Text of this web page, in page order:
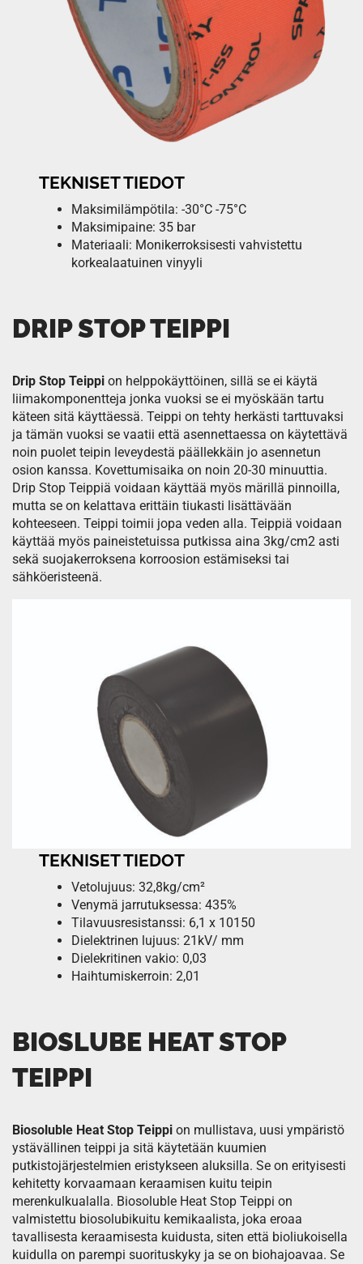
TEKNISET TIEDOT
Maksimilämpötila: -30°C -75°C
Maksimipaine: 35 bar
Materiaali: Monikerroksisesti vahvistettu
korkealaatuinen vinyyli
DRIP STOP TEIPPI
Drip Stop Teippi on helppokäyttöinen, sillä se ei käytä
liimakomponentteja jonka vuoksi se ei myöskään tartu
käteen sitä käyttäessä. Teippi on tehty herkästi tarttuvaksi
ja tämän vuoksi se vaatii että asennettaessa on käytettävä
noin puolet teipin leveydestä päällekkäin jo asennetun
osion kanssa. Kovettumisaika on noin 20-30 minuuttia.
Drip Stop Teippiä voidaan käyttää myös märillä pinnoilla,
mutta se on kelattava erittäin tiukasti lisättävään
kohteeseen. Teippi toimii jopa veden alla. Teippiä voidaan
käyttää myös paineistetuissa putkissa aina 3kg/cm2 asti
sekä suojakerroksena korroosion estämiseksi tai
sähköeristeenä.
TEKNISET TIEDOT
Vetolujuus: 32,8kg/cm²
Venymä jarrutuksessa: 435%
Tilavuusresistanssi: 6,1 x 10150
Dielektrinen lujuus: 21kV/ mm
Dielekritinen vakio: 0,03
Haihtumiskerroin: 2,01
BIOSLUBE HEAT STOP
TEIPPI
Biosoluble Heat Stop Teippi on mullistava, uusi ympäristö
ystävällinen teippi ja sitä käytetään kuumien
putkistojärjestelmien eristykseen aluksilla. Se on erityisesti
kehitetty korvaamaan keraamisen kuitu teipin
merenkulkualalla. Biosoluble Heat Stop Teippi on
valmistettu biosolubikuitu kemikaalista, joka eroaa
tavallisesta keraamisesta kuidusta, siten että bioliukoisella
kuidulla on parempi suorituskyky ja se on biohajoavaa. Se